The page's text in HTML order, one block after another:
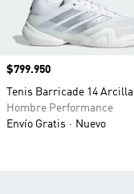
Precio
$799.950
Tenis Barricade 14 Arcilla
Hombre Performance
Envío Gratis
Nuevo